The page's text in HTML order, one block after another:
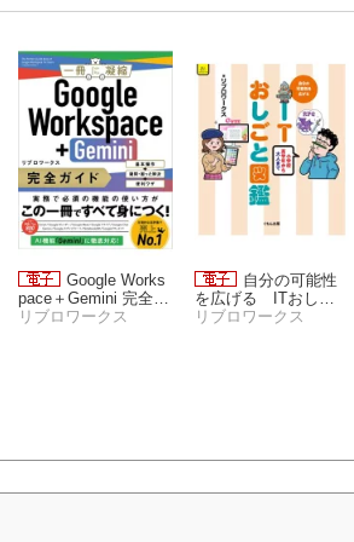
Google Works
pace＋Gemini 完全ガ
イド
リブロワークス
自分の可能性
を広げる ITおしご
と図鑑
リブロワークス